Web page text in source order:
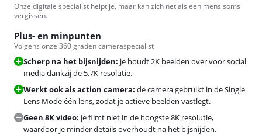
Onze digitale specialist helpt je, maar kan zich net als een mens soms
vergissen.
Plus- en minpunten
Volgens onze 360 graden cameraspecialist
Scherp na het bijsnijden: je houdt 2K beelden over voor social
media dankzij de 5.7K resolutie.
Werkt ook als action camera: de camera gebruikt in de Single
Lens Mode één lens, zodat je actieve beelden vastlegt.
Geen 8K video: je filmt niet in de hoogste 8K resolutie,
waardoor je minder details overhoudt na het bijsnijden.